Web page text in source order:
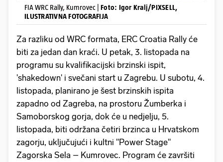
FIA WRC Rally, Kumrovec | Foto: Igor Kralj/PIXSELL,
ILUSTRATIVNA FOTOGRAFIJA
Za razliku od WRC formata, ERC Croatia Rally će
biti za jedan dan kraći. U petak, 3. listopada na
programu su kvalifikacijski brzinski ispit,
'shakedown' i svečani start u Zagrebu. U subotu, 4.
listopada, planirano je šest brzinskih ispita
zapadno od Zagreba, na prostoru Žumberka i
Samoborskog gorja, dok će u nedjelju, 5.
listopada, biti održana četiri brzinca u Hrvatskom
zagorju, uključujući i kultni "Power Stage"
Zagorska Sela – Kumrovec. Program će završiti